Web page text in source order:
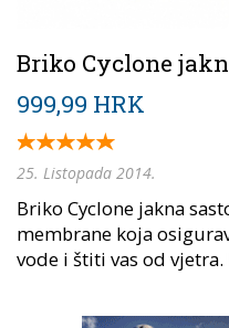
Briko Cyclone
999,99 HRK
25. Listopada 2014.
Briko Cyclone jakna
membrane koja
vode i štiti vas od vjetra.